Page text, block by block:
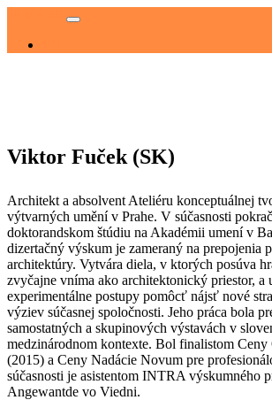
navigácia
Viktor Fuček (SK)
Architekt a absolvent Ateliéru konceptuálnej
výtvarných umění v Prahe. V súčasnosti
doktorandskom štúdiu na Akadémii umení v
dizertačný výskum je zameraný na prepojenia
architektúry. Vytvára diela, v ktorých posúva
zvyčajne vníma ako architektonický priestor, a
experimentálne postupy pomôcť nájsť nové
výziev súčasnej spoločnosti. Jeho práca bola
samostatných a skupinových výstavách v
medzinárodnom kontexte. Bol finalistom Ceny
(2015) a Ceny Nadácie Novum pre
súčasnosti je asistentom INTRA výskumného
Angewantde vo Viedni.